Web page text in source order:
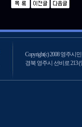
Copyright(c) 2008 영주시
경북 영주시 선비로 213 (